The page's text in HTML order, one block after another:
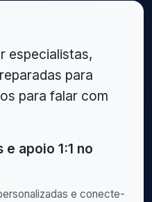
especialistas,
para
para falar com
apoio 1:1 no
e conecte-